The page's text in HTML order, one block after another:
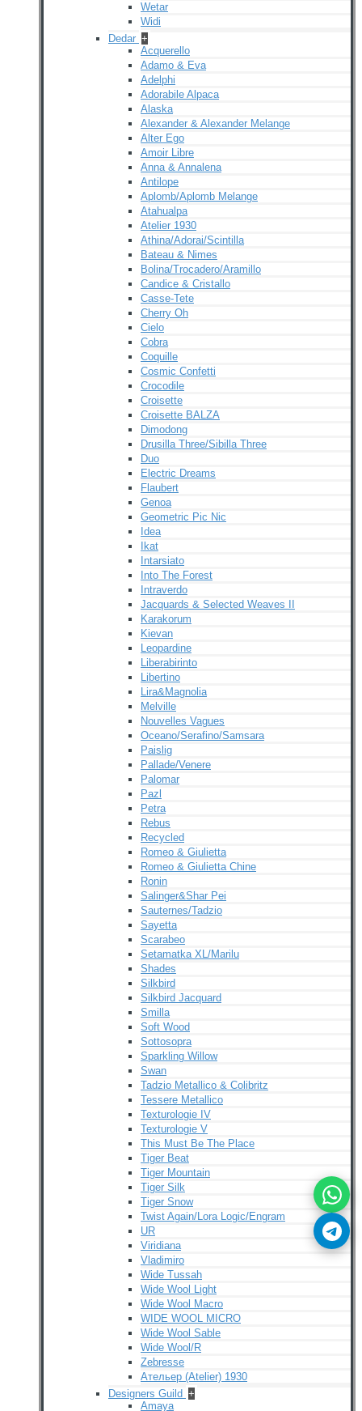
Wetar
Widi
Dedar +
Acquerello
Adamo & Eva
Adelphi
Adorabile Alpaca
Alaska
Alexander & Alexander Melange
Alter Ego
Amoir Libre
Anna & Annalena
Antilope
Aplomb/Aplomb Melange
Atahualpa
Atelier 1930
Athina/Adorai/Scintilla
Bateau & Nimes
Bolina/Trocadero/Aramillo
Candice & Cristallo
Casse-Tete
Cherry Oh
Cielo
Cobra
Coquille
Cosmic Confetti
Crocodile
Croisette
Croisette BALZA
Dimodong
Drusilla Three/Sibilla Three
Duo
Electric Dreams
Flaubert
Genoa
Geometric Pic Nic
Idea
Ikat
Intarsiato
Into The Forest
Intraverdo
Jacquards & Selected Weaves II
Karakorum
Kievan
Leopardine
Liberabirinto
Libertino
Lira&Magnolia
Melville
Nouvelles Vagues
Oceano/Serafino/Samsara
Paislig
Pallade/Venere
Palomar
Pazl
Petra
Rebus
Recycled
Romeo & Giulietta
Romeo & Giulietta Chine
Ronin
Salinger&Shar Pei
Sauternes/Tadzio
Sayetta
Scarabeo
Setamatka XL/Marilu
Shades
Silkbird
Silkbird Jacquard
Smilla
Soft Wood
Sottosopra
Sparkling Willow
Swan
Tadzio Metallico & Colibritz
Tessere Metallico
Texturologie IV
Texturologie V
This Must Be The Place
Tiger Beat
Tiger Mountain
Tiger Silk
Tiger Snow
Twist Again/Lora Logic/Engram
UR
Viridiana
Vladimiro
Wide Tussah
Wide Wool Light
Wide Wool Macro
WIDE WOOL MICRO
Wide Wool Sable
Wide Wool/R
Zebresse
Ательер (Atelier) 1930
Designers Guild +
Amaya